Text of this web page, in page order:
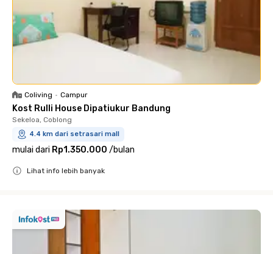
Coliving • Campur
Kost Rulli House Dipatiukur Bandung
Sekeloa, Coblong
4.4 km dari setrasari mall
mulai dari Rp1.350.000 /bulan
Lihat info lebih banyak